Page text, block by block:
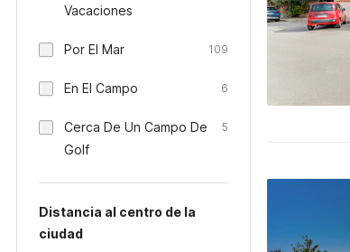
Vacaciones
Por El Mar 109
En El Campo 6
Cerca De Un Campo De
Golf
5
Distancia al centro de la
ciudad